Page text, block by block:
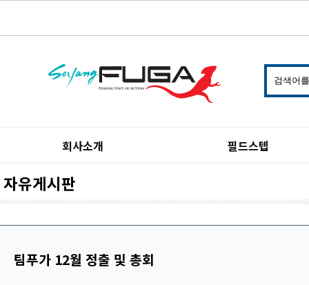
회사소개 필드스텝
자유게시판
팀푸가 12월 정출 및 총회